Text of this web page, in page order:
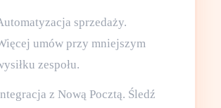
sprzedaży.
umów przy mniejszym
zespołu.
z Nową Pocztą. Śledź